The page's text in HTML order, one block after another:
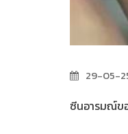
29-05-
ซีนอารมณ์ขอ